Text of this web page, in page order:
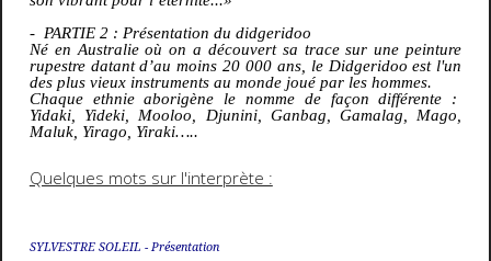
- PARTIE 2 : Présentation du didgeridoo
Né en Australie où on a découvert sa trace sur une peinture
rupestre datant d’au moins 20 000 ans, le Didgeridoo est l'un
des plus vieux instruments au monde joué par les hommes.
Chaque ethnie aborigène le nomme de façon différente :
Yidaki, Yideki, Mooloo, Djunini, Ganbag, Gamalag, Mago,
Maluk, Yirago, Yiraki…..
Quelques mots sur l'interprète :
SYLVESTRE SOLEIL - Présentation